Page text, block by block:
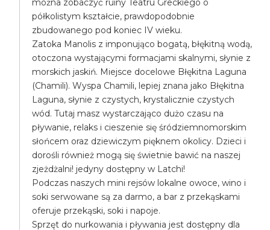
można zobaczyć ruiny Teatru Greckiego o
półkolistym kształcie, prawdopodobnie
zbudowanego pod koniec IV wieku.
Zatoka Manolis z imponująco bogatą, błękitną wodą,
otoczona wystającymi formacjami skalnymi, słynie z
morskich jaskiń. Miejsce docelowe Błękitna Laguna
(Chamili). Wyspa Chamili, lepiej znana jako Błękitna
Laguna, słynie z czystych, krystalicznie czystych
wód. Tutaj masz wystarczająco dużo czasu na
pływanie, relaks i cieszenie się śródziemnomorskim
słońcem oraz dziewiczym pięknem okolicy. Dzieci i
dorośli również mogą się świetnie bawić na naszej
zjeżdżalni! jedyny dostępny w Latchi!
Podczas naszych mini rejsów lokalne owoce, wino i
soki serwowane są za darmo, a bar z przekąskami
oferuje przekąski, soki i napoje.
Sprzęt do nurkowania i pływania jest dostępny dla